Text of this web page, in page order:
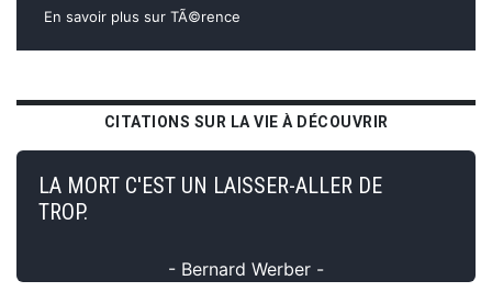
En savoir plus sur TÃ©rence
CITATIONS SUR LA VIE À DÉCOUVRIR
LA MORT C'EST UN LAISSER-ALLER DE
TROP.
- Bernard Werber -